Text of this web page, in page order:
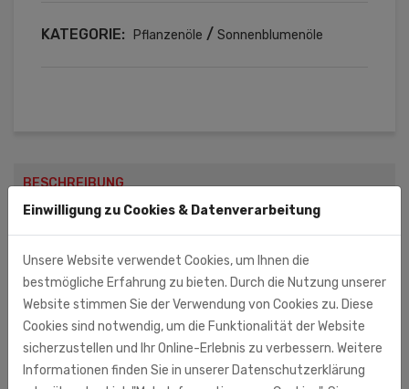
KATEGORIE: Pflanzenöle / Sonnenblumenöle
BESCHREIBUNG
Sonnenblumenöl. Durchschnittliche Nährwerte pro 100 g:
Brennwert: 3694 kJ / 899 kcal Fett: 99,85 g (davon
gesättigteFettsäuren12,6 g) Kohlenhydrate: 0,00 g (davon
Zucker 0,00 g) Eiweiß: 0,00 gSalz: 0,00 g . Hergestellt in der
Ukraine
Einwilligung zu Cookies & Datenverarbeitung
Unsere Website verwendet Cookies, um Ihnen die
bestmögliche Erfahrung zu bieten. Durch die Nutzung unserer
Website stimmen Sie der Verwendung von Cookies zu. Diese
Cookies sind notwendig, um die Funktionalität der Website
sicherzustellen und Ihr Online-Erlebnis zu verbessern. Weitere
Informationen finden Sie in unserer Datenschutzerklärung